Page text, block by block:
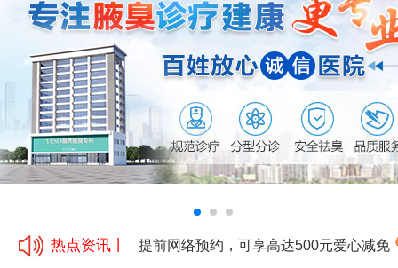
热点资讯丨 提前网络预约，可享高达500元爱心减免